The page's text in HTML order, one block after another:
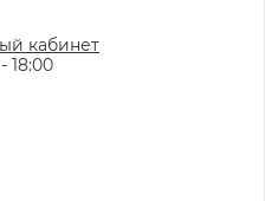
кабинет
18:00